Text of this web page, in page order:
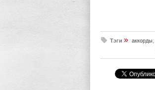
Тэги » аккорды